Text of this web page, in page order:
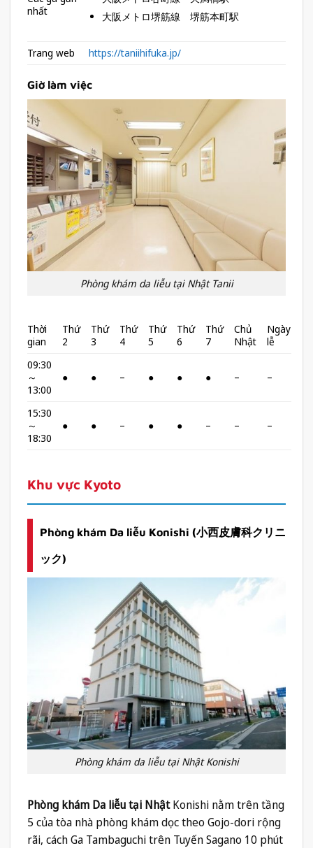
nhất
大阪メトロ堺筋線 堺筋本町駅
Trang web https://taniihifuka.jp/
Giờ làm việc
Phòng khám da liễu tại Nhật Tanii
Thời
gian
Thứ
2
Thứ
3
Thứ
4
Thứ
5
Thứ
6
Thứ
7
Chủ
Nhật
Ngày
lễ
09:30
～
13:00
● ● – ● ● ● – –
15:30
～
18:30
● ● – ● ● – – –
Khu vực Kyoto
Phòng khám Da liễu Konishi (小西皮膚科クリニ
ック)
Phòng khám da liễu tại Nhật Konishi
Phòng khám Da liễu tại NhậtKonishi nằm trên tầng
5 của tòa nhà phòng khám dọc theo Gojo-dori rộng
rãi, cách Ga Tambaguchi trên Tuyến Sagano 10 phút